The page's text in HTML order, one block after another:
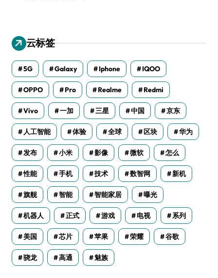
云标签
5G Galaxy Iphone IQOO
OPPO Pro Realme Redmi
Vivo 一加 三星 中国 京东
人工智能 体验 全球 区块 华为
发布 小米 影像 微软 怎么
性能 手机 技术 数智网 新机
旗舰 智能 智能家居 曝光
机器人 正式 游戏 电视 系列
美国 芯片 苹果 荣耀 谷歌
骁龙 高通 魅族